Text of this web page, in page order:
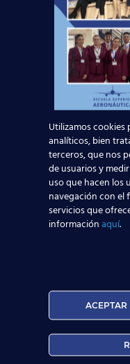
Nativos o
Filología
Amplia
alumnos.
clientes.
¿CÓMO
Cursos
Utilizamos
analíticos, bien
terceros, que nos
de usuarios y
uso que hacen los
navegación con el
servicios que
informaciónaquí.
ACEPTAR